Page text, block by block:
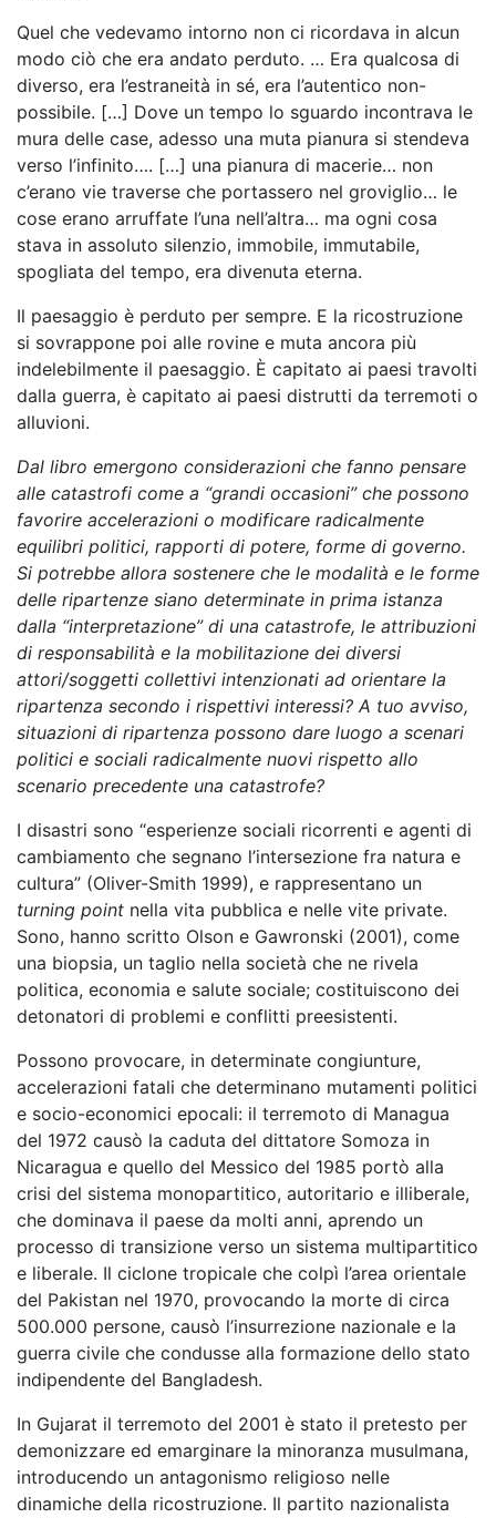
Quel che vedevamo intorno non ci ricordava in alcun
modo ciò che era andato perduto. … Era qualcosa di
diverso, era l’estraneità in sé, era l’autentico non-
possibile. […] Dove un tempo lo sguardo incontrava le
mura delle case, adesso una muta pianura si stendeva
verso l’infinito…. […] una pianura di macerie… non
c’erano vie traverse che portassero nel groviglio… le
cose erano arruffate l’una nell’altra… ma ogni cosa
stava in assoluto silenzio, immobile, immutabile,
spogliata del tempo, era divenuta eterna.
Il paesaggio è perduto per sempre. E la ricostruzione
si sovrappone poi alle rovine e muta ancora più
indelebilmente il paesaggio. È capitato ai paesi travolti
dalla guerra, è capitato ai paesi distrutti da terremoti o
alluvioni.
Dal libro emergono considerazioni che fanno pensare
alle catastrofi come a “grandi occasioni” che possono
favorire accelerazioni o modificare radicalmente
equilibri politici, rapporti di potere, forme di governo.
Si potrebbe allora sostenere che le modalità e le forme
delle ripartenze siano determinate in prima istanza
dalla “interpretazione” di una catastrofe, le attribuzioni
di responsabilità e la mobilitazione dei diversi
attori/soggetti collettivi intenzionati ad orientare la
ripartenza secondo i rispettivi interessi? A tuo avviso,
situazioni di ripartenza possono dare luogo a scenari
politici e sociali radicalmente nuovi rispetto allo
scenario precedente una catastrofe?
I disastri sono “esperienze sociali ricorrenti e agenti di
cambiamento che segnano l’intersezione fra natura e
cultura” (Oliver-Smith 1999), e rappresentano un
turning point nella vita pubblica e nelle vite private.
Sono, hanno scritto Olson e Gawronski (2001), come
una biopsia, un taglio nella società che ne rivela
politica, economia e salute sociale; costituiscono dei
detonatori di problemi e conflitti preesistenti.
Possono provocare, in determinate congiunture,
accelerazioni fatali che determinano mutamenti politici
e socio-economici epocali: il terremoto di Managua
del 1972 causò la caduta del dittatore Somoza in
Nicaragua e quello del Messico del 1985 portò alla
crisi del sistema monopartitico, autoritario e illiberale,
che dominava il paese da molti anni, aprendo un
processo di transizione verso un sistema multipartitico
e liberale. Il ciclone tropicale che colpì l’area orientale
del Pakistan nel 1970, provocando la morte di circa
500.000 persone, causò l’insurrezione nazionale e la
guerra civile che condusse alla formazione dello stato
indipendente del Bangladesh.
In Gujarat il terremoto del 2001 è stato il pretesto per
demonizzare ed emarginare la minoranza musulmana,
introducendo un antagonismo religioso nelle
dinamiche della ricostruzione. Il partito nazionalista